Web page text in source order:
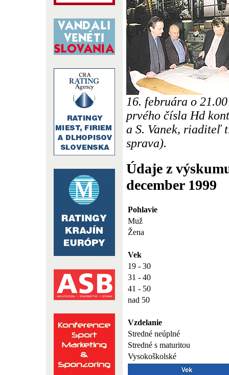
16. februára o
prvého čísla Hd
a S. Vanek, riaditeľ
sprava).
Údaje z
december 1999
Pohlavie
Muž
Žena
Vek
19 - 30
31 - 40
41 - 50
nad 50
Vzdelanie
Stredné neúplné
Stredné s maturitou
Vysokoškolské